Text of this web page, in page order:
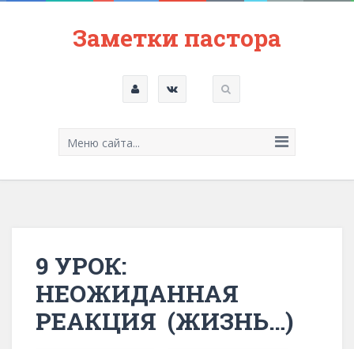
Заметки пастора
Меню сайта...
9 УРОК:
НЕОЖИДАННАЯ
РЕАКЦИЯ (ЖИЗНЬ…)